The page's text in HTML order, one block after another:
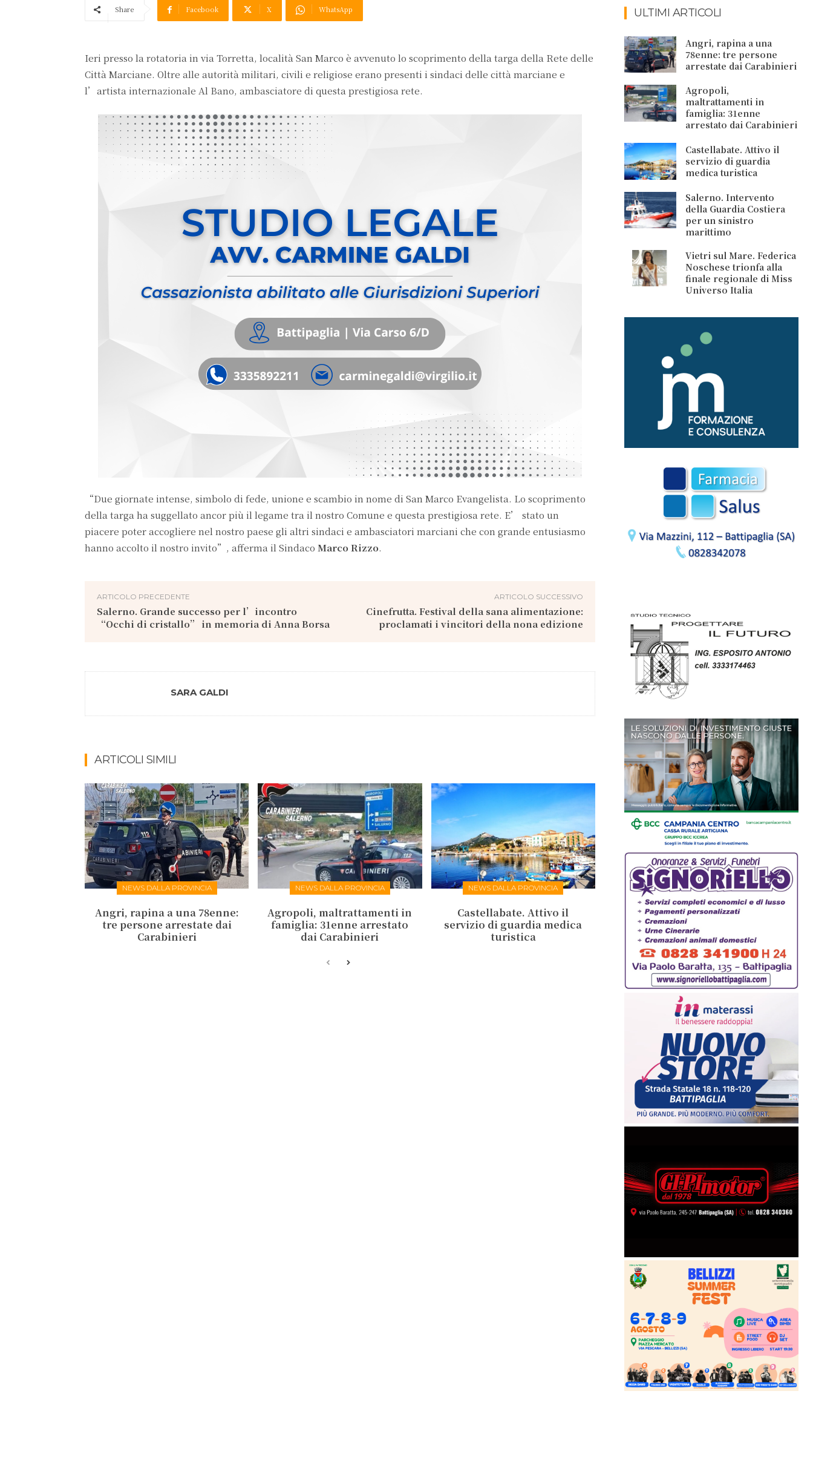
Share Facebook X WhatsApp
Ieri presso la rotatoria in via Torretta, località San Marco è avvenuto lo scoprimento della targa della Rete delle
Città Marciane. Oltre alle autorità militari, civili e religiose erano presenti i sindaci delle città marciane e
l’artista internazionale Al Bano, ambasciatore di questa prestigiosa rete.
“Due giornate intense, simbolo di fede, unione e scambio in nome di San Marco Evangelista. Lo scoprimento
della targa ha suggellato ancor più il legame tra il nostro Comune e questa prestigiosa rete. E’ stato un
piacere poter accogliere nel nostro paese gli altri sindaci e ambasciatori marciani che con grande entusiasmo
hanno accolto il nostro invito”, afferma il Sindaco Marco Rizzo.
ARTICOLO PRECEDENTE
Salerno. Grande successo per l’incontro
“Occhi di cristallo” in memoria di Anna Borsa
ARTICOLO SUCCESSIVO
Cinefrutta. Festival della sana alimentazione:
proclamati i vincitori della nona edizione
SARA GALDI
ARTICOLI SIMILI
NEWS DALLA PROVINCIA
Angri, rapina a una 78enne:
tre persone arrestate dai
Carabinieri
NEWS DALLA PROVINCIA
Agropoli, maltrattamenti in
famiglia: 31enne arrestato
dai Carabinieri
NEWS DALLA PROVINCIA
Castellabate. Attivo il
servizio di guardia medica
turistica
ULTIMI ARTICOLI
Angri, rapina a una
78enne: tre persone
arrestate dai Carabinieri
Agropoli,
maltrattamenti in
famiglia: 31enne
arrestato dai Carabinieri
Castellabate. Attivo il
servizio di guardia
medica turistica
Salerno. Intervento
della Guardia Costiera
per un sinistro
marittimo
Vietri sul Mare. Federica
Noschese trionfa alla
finale regionale di Miss
Universo Italia